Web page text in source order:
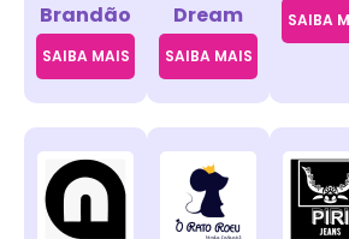
Brandão
SAIBA MAIS
Dream
SAIBA MAIS
SAIBA